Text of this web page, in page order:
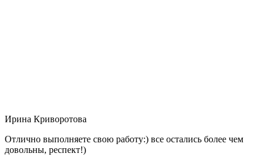
Ирина Криворотова
Отлично выполняете свою работу:) все остались более чем
довольны, респект!)